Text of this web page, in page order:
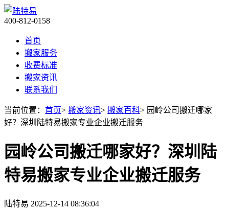
400-812-0158
首页
搬家服务
收费标准
搬家资讯
联系我们
当前位置： 首页> 搬家资讯> 搬家百科> 园岭公司搬迁哪家
好？深圳陆特易搬家专业企业搬迁服务
园岭公司搬迁哪家好？深圳陆
特易搬家专业企业搬迁服务
陆特易 2025-12-14 08:36:04